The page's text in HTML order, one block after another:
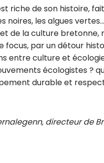
riche de son histoire,
les algues
de la culture
focus, par un détour
entre culture et
écologistes ?
durable et
directeur de